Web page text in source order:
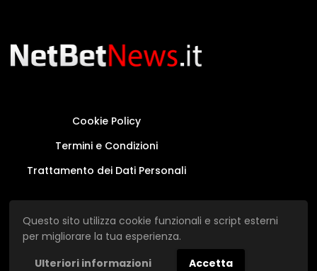
Questo sito utilizza cookie funzionali e script esterni
per migliorare la tua esperienza.
Ulteriori informazioni
Accetta
Cookie Policy
Termini e Condizioni
Trattamento dei Dati Personali
Questo sito non rappresenta una testata
giornalistica in quanto viene aggiornato senza
alcuna periodicità.